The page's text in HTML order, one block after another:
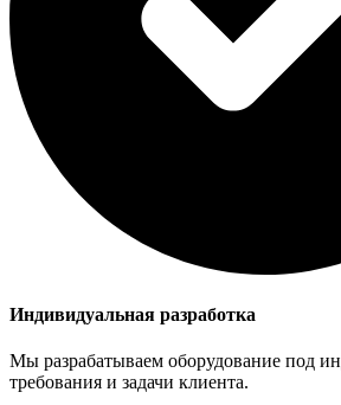
Индивидуальная разработка
Мы разрабатываем оборудование под
требования и задачи клиента.